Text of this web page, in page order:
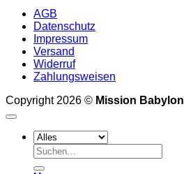
AGB
Datenschutz
Impressum
Versand
Widerruf
Zahlungsweisen
Copyright 2026 © Mission Babylon
Suchen
nach: